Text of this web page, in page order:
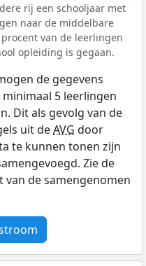
rij een schooljaar met
naar de middelbare
van de leerlingen
opleiding is gegaan.
de gegevens
5 leerlingen
Dit als gevolg van de
uit deAVG door
te kunnen tonen zijn
Zie de
de samengenomen